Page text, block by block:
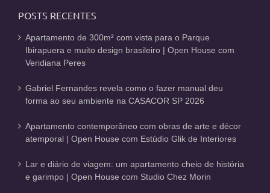
POSTS RECENTES
Apartamento de 300m² com vista para o Parque
Ibirapuera e muito design brasileiro | Open House com
Veridiana Peres
Gabriel Fernandes revela como o fazer manual deu
forma ao seu ambiente na CASACOR SP 2026
Apartamento contemporâneo com obras de arte e décor
atemporal | Open House com Estúdio Glik de Interiores
Lar e diário de viagem: um apartamento cheio de história
e garimpo | Open House com Studio Chez Morin